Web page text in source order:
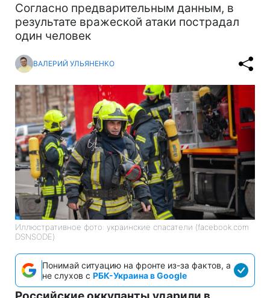
Согласно предварительным данным, в
результате вражеской атаки пострадал
один человек
ВАЛЕРИЙ УЛЬЯНЕНКО
Иллюстративное фото: украинские спасатели (facebook.com
DSNSODE)
Понимай ситуацию на фронте из-за фактов, а
не слухов с РБК-Украина в Google